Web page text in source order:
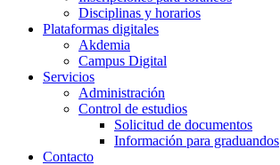
Disciplinas y horarios
Plataformas digitales
Akdemia
Campus Digital
Servicios
Administración
Control de estudios
Solicitud de documentos
Información para graduandos
Contacto